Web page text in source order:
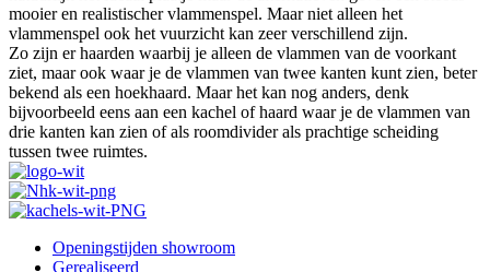
mooier en realistischer vlammenspel. Maar niet alleen het
vlammenspel ook het vuurzicht kan zeer verschillend zijn.
Zo zijn er haarden waarbij je alleen de vlammen van de voorkant
ziet, maar ook waar je de vlammen van twee kanten kunt zien, beter
bekend als een hoekhaard. Maar het kan nog anders, denk
bijvoorbeeld eens aan een kachel of haard waar je de vlammen van
drie kanten kan zien of als roomdivider als prachtige scheiding
tussen twee ruimtes.
Openingstijden showroom
Gerealiseerd